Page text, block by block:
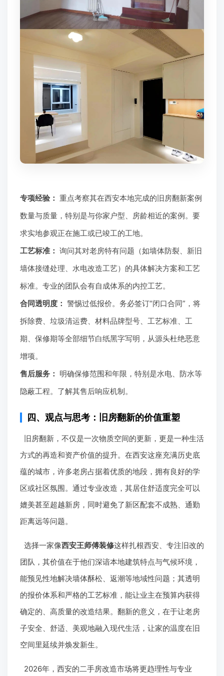
专项经验： 重点考察其在西安本地完成的旧房翻新案例
数量与质量，特别是与你家户型、房龄相近的案例。要
求实地参观正在施工或已竣工的工地。
工艺标准： 询问其对老房特有问题（如墙体防裂、新旧
墙体接缝处理、水电改造工艺）的具体解决方案和工艺
标准。专业的团队会有自成体系的内控工艺。
合同透明度： 警惕过低报价。务必签订“闭口合同”，将
拆除费、垃圾清运费、材料品牌型号、工艺标准、工
期、保修期等全部细节白纸黑字写明，从源头杜绝恶意
增项。
售后服务： 明确保修范围和年限，特别是水电、防水等
隐蔽工程。了解其售后响应机制。
四、观点与思考：旧房翻新的价值重塑
旧房翻新，不仅是一次物质空间的更新，更是一种生活
方式的再造和资产价值的提升。在西安这座充满历史底
蕴的城市，许多老房占据着优质的地段，拥有良好的学
区或社区氛围。通过专业改造，其居住舒适度完全可以
媲美甚至超越新房，同时避免了新区配套不成熟、通勤
距离远等问题。
选择一家像西安王师傅装修这样扎根西安、专注旧改的
团队，其价值在于他们深谙本地建筑特点与气候环境，
能预见性地解决墙体酥松、返潮等地域性问题；其透明
的报价体系和严格的工艺标准，能让业主在预算内获得
确定的、高质量的改造结果。翻新的意义，在于让老房
子安全、舒适、美观地融入现代生活，让家的温度在旧
空间里延续并焕发新生。
2026年，西安的二手房改造市场将更趋理性与专业